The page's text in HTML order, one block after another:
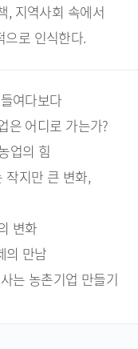
, 지역사회 속에서
으로 인식한다.
여다보다
은 어디로 가는가?
업의 힘
작지만 큰 변화,
변화
의 만남
는 농촌기업 만들기